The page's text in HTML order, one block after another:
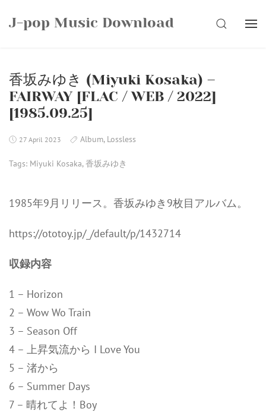
J-pop Music Download SEARCH
香坂みゆき (Miyuki Kosaka) –
FAIRWAY [FLAC / WEB / 2022]
[1985.09.25]
27 April 2023 Album, Lossless
Tags: Miyuki Kosaka,香坂みゆき
1985年9月リリース。香坂みゆき9枚目アルバム。
https://ototoy.jp/_/default/p/1432714
収録内容
1 – Horizon
2 – Wow Wo Train
3 – Season Off
4 – 上昇気流から I Love You
5 – 渚から
6 – Summer Days
7 – 晴れてよ！Boy